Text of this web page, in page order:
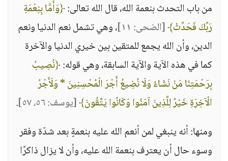
من باب التحدث بنعمة الله، قال الله تعالى:﴿وَأَمَّا بِنِعْمَةِ
رَبِّكَ فَحَدِّثْ﴾[الضحى: ١١]
، وهي تشمل نعم الدنيا ونعم
الدين، وأن الله يجمع للمتقين بين خيري الدنيا والآخرة
كما في هذه الآية والآية السابقة، وهي قوله:﴿نُصِيبُ
بِرَحْمَتِنَا مَنْ نَشَاءُ وَلَا نُضِيعُ أَجْرَ الْمُحْسِنِينَ * وَلَأَجْرُ
الْآخِرَةِ خَيْرٌ لِلَّذِينَ آمَنُوا وَكَانُوا يَتَّقُونَ﴾[يوسف: ٥٦، ٥٧]
.
ومنها: أنه ينبغي لمن أنعم الله عليه بنعمةٍ بعد شدّة وفقر
وسوء حال أن يعترف بنعمة الله عليه، وأن لا يزال ذاكرًا